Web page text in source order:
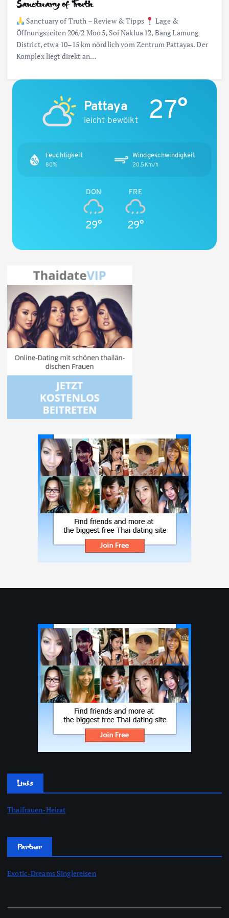
Sanctuary of Truth
Sanctuary of Truth – Review & Tipps
Lage &
Öffnungszeiten 206/2 Moo 5, Soi Naklua 12, Bang Lamung
District, etwa 10–15 km nördlich vom Zentrum Pattayas. Der
Komplex liegt direkt an…
Pattaya
leicht bewölkt 27°
Feuchtigkeit
80%
Windgeschwindigkeit
20.5Km/h
DON
29°
FRE
29°
Links
Thaifrauen-Heirat
Partner
Exotic-Dreams Singlereisen